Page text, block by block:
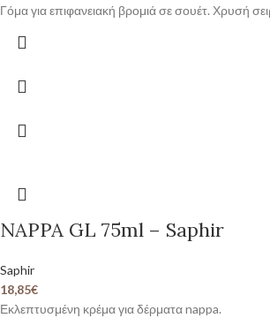
Γόμα για επιφανειακή βρομιά σε σουέτ. Χρυσή
NAPPA GL 75ml – Saphir
Saphir
18,85€
Εκλεπτυσμένη κρέμα για δέρματα nappa.